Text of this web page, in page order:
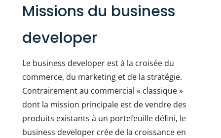
Missions du business
developer
Le business developer est à la croisée du
commerce, du marketing et de la stratégie.
Contrairement au commercial « classique »
dont la mission principale est de vendre des
produits existants à un portefeuille défini, le
business developer crée de la croissance en